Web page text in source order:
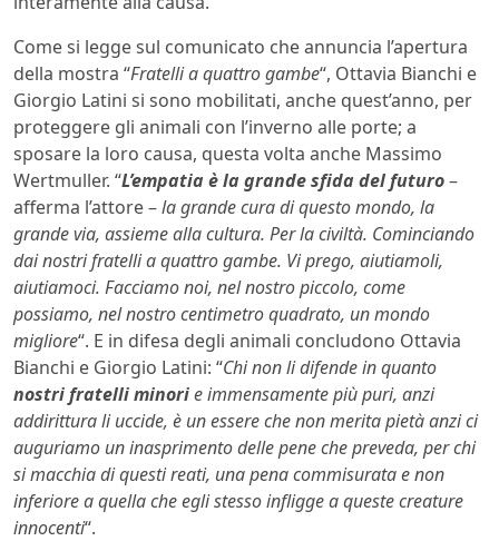
Come si legge sul comunicato che annuncia l’apertura
della mostra “Fratelli a quattro gambe“, Ottavia Bianchi e
Giorgio Latini si sono mobilitati, anche quest’anno, per
proteggere gli animali con l’inverno alle porte; a
sposare la loro causa, questa volta anche Massimo
Wertmuller. “L’empatia è la grande sfida del futuro–
afferma l’attore –la grande cura di questo mondo, la
grande via, assieme alla cultura. Per la civiltà. Cominciando
dai nostri fratelli a quattro gambe. Vi prego, aiutiamoli,
aiutiamoci. Facciamo noi, nel nostro piccolo, come
possiamo, nel nostro centimetro quadrato, un mondo
migliore“. E in difesa degli animali concludono Ottavia
Bianchi e Giorgio Latini: “Chi non li difende in quanto
nostri fratelli minorie immensamente più puri, anzi
addirittura li uccide, è un essere che non merita pietà anzi ci
auguriamo un inasprimento delle pene che preveda, per chi
si macchia di questi reati, una pena commisurata e non
inferiore a quella che egli stesso infligge a queste creature
innocenti“.